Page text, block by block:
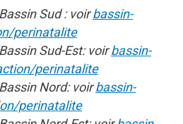
Sud : voirbassin-
perinatalite
Sud-Est: voirbassin-
perinatalite
Nord: voirbassin-
perinatalite